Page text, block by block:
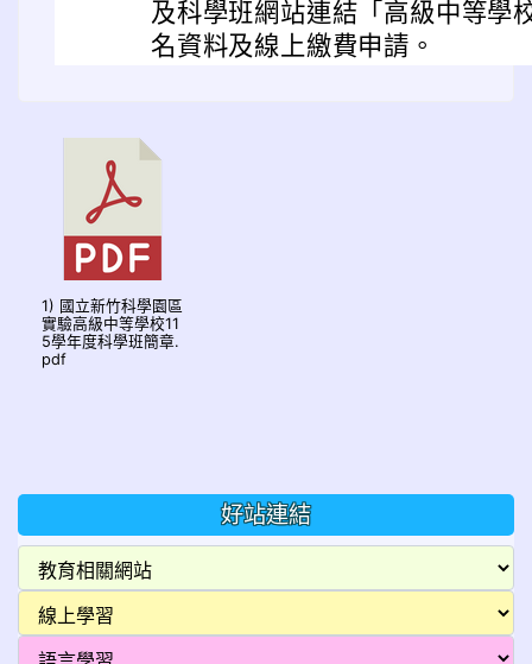
及科學班網站連結「高級中等學
名資料及線上繳費申請。
1) 國立新竹科學園區
實驗高級中等學校11
5學年度科學班簡章.
pdf
好站連結